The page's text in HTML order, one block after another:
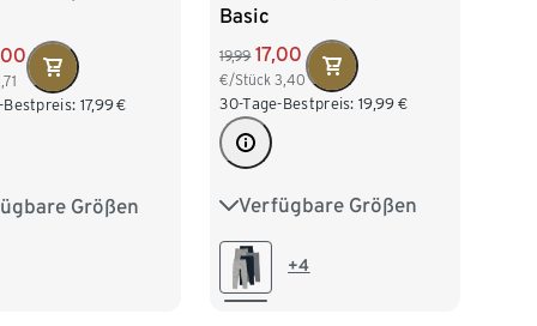
Bestpreis: 17,99€
Größen
98/104
Basic
19,99 17,00
€/Stück3,40
30-Tage-Bestpreis: 19,99 €
Verfügbare Größen
50/56 62/68 74/80
86/92 +4